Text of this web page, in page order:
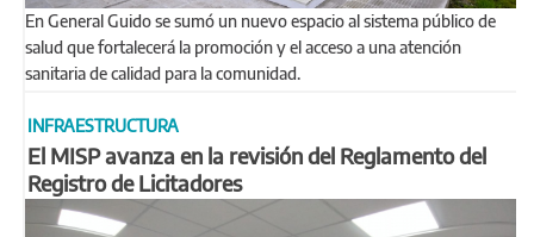
En General Guido se sumó un nuevo espacio al sistema público de
salud que fortalecerá la promoción y el acceso a una atención
sanitaria de calidad para la comunidad.
INFRAESTRUCTURA
El MISP avanza en la revisión del Reglamento del
Registro de Licitadores